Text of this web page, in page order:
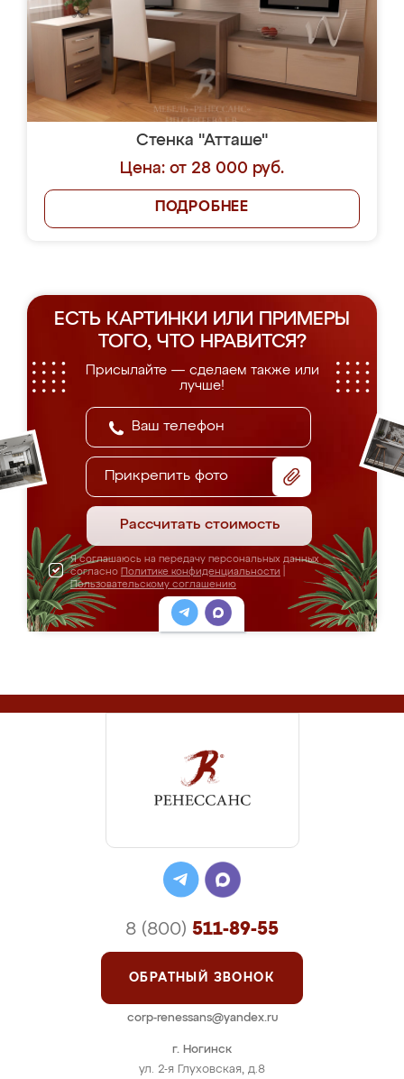
Стенка "Атташе"
Цена: от 28 000 руб.
ПОДРОБНЕЕ
ЕСТЬ КАРТИНКИ ИЛИ ПРИМЕРЫ
ТОГО, ЧТО НРАВИТСЯ?
Присылайте — сделаем также или
лучше!
Прикрепить фото
Рассчитать стоимость
Я соглашаюсь на передачу персональных данных
согласно Политике конфиденциальности
Пользовательскому соглашению
г. Ногинск
ул. 2-я Глуховская, д.8
8 (800) 511-89-55
ОБРАТНЫЙ ЗВОНОК
corp-renessans@yandex.ru